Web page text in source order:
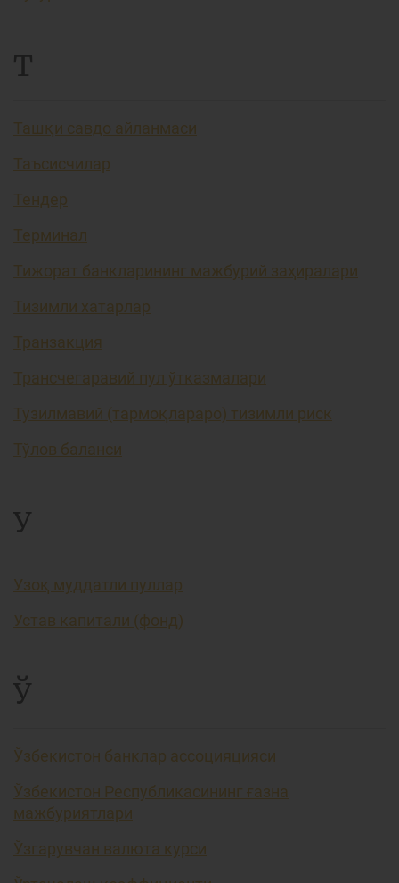
Т
Ташқи савдо айланмаси
Таъсисчилар
Тендер
Терминал
Тижорат банкларининг мажбурий заҳиралари
Тизимли хатарлар
Транзакция
Трансчегаравий пул ўтказмалари
Тузилмавий (тармоқлараро) тизимли риск
Тўлов баланси
У
Узоқ муддатли пуллар
Устав капитали (фонд)
Ў
Ўзбекистон банклар ассоцияцияси
Ўзбекистон Республикасининг ғазна
мажбуриятлари
Ўзгарувчан валюта курси